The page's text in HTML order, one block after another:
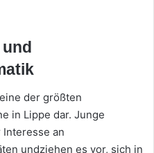
der größten
in Lippe dar. Junge
an
undziehen es vor, sich in